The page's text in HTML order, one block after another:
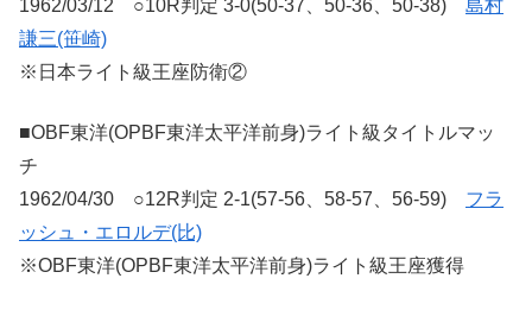
1962/03/12 ○10R判定 3-0(50-37、50-36、50-38) 島村
謙三(笹崎)
※日本ライト級王座防衛②
■OBF東洋(OPBF東洋太平洋前身)ライト級タイトルマッ
チ
1962/04/30 ○12R判定 2-1(57-56、58-57、56-59) フラ
ッシュ・エロルデ(比)
※OBF東洋(OPBF東洋太平洋前身)ライト級王座獲得